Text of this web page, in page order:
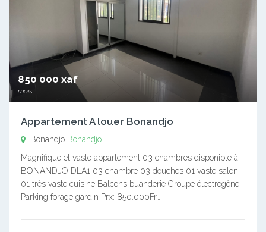
850 000 xaf
mois
Appartement A louer Bonandjo
Bonandjo Bonandjo
Magnifique et vaste appartement 03 chambres disponible à
BONANDJO DLA1 03 chambre 03 douches 01 vaste salon
01 très vaste cuisine Balcons buanderie Groupe électrogène
Parking forage gardin Prx: 850.000Fr…